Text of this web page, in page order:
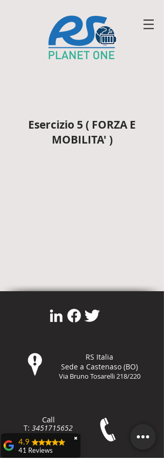
Esercizio 5 ( FORZA E
MOBILITA' )
RS Italia
Sede a Castenaso (BO)
Via Bruno Tosarelli 218/220
Call
T: 3451715652
✖
4.9
41 Reviews